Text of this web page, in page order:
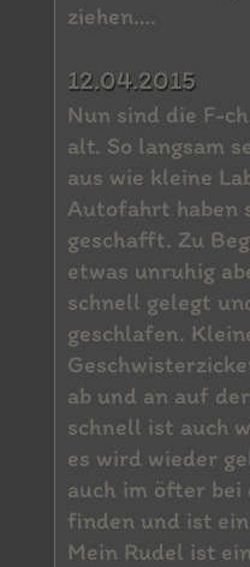
ziehen….
12.04.2015
Nun sind die F-
alt. So langsam
aus wie kleine
Autofahrt haben
geschafft. Zu
etwas unruhig
schnell gelegt
geschlafen.
ab und an auf
schnell ist auch
es wird wieder
auch im öfter bei
finden und ist
Mein Rudel ist